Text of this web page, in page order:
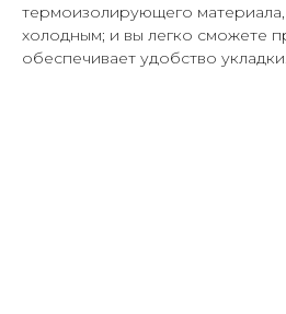
термоизолирующего
холодным; и вы легко сможете
обеспечивает удобство укладки.